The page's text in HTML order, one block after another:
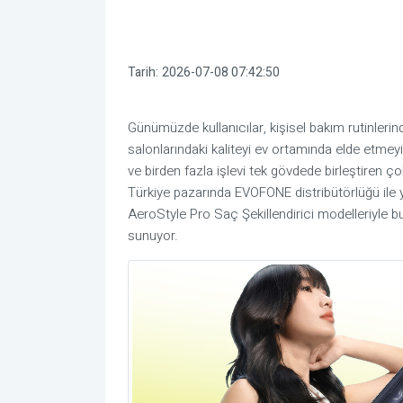
Tarih: 2026-07-08 07:42:50
Günümüzde kullanıcılar, kişisel bakım
salonlarındaki kaliteyi ev ortamında elde
ve birden fazla işlevi tek gövdede birleştiren
Türkiye pazarında EVOFONE distribütörlüğü
AeroStyle Pro Saç Şekillendirici modelleriyle
sunuyor.